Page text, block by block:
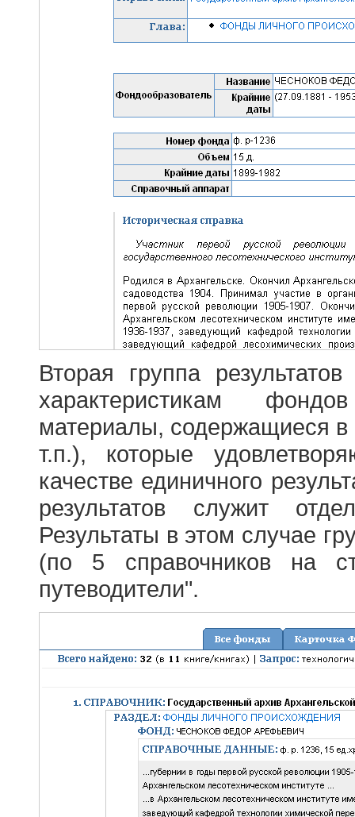
Вторая группа
характеристикам
материалы, содержащиеся в
т.п.), которые
качестве единичного
результатов служит
Результаты в этом случае
(по 5 справочников на
путеводители".